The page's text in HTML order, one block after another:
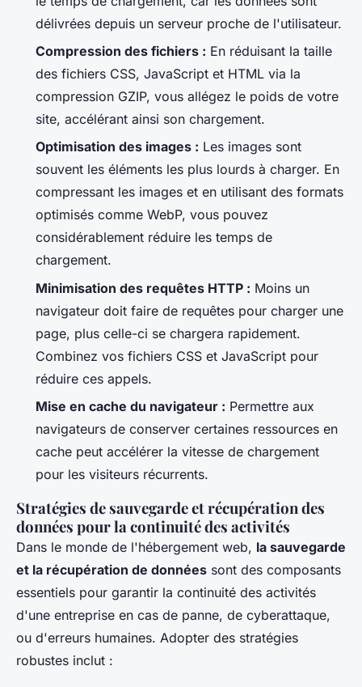
délivrées depuis un serveur proche de l'utilisateur.
Compression des fichiers : En réduisant la taille
des fichiers CSS, JavaScript et HTML via la
compression GZIP, vous allégez le poids de votre
site, accélérant ainsi son chargement.
Optimisation des images : Les images sont
souvent les éléments les plus lourds à charger. En
compressant les images et en utilisant des formats
optimisés comme WebP, vous pouvez
considérablement réduire les temps de
chargement.
Minimisation des requêtes HTTP : Moins un
navigateur doit faire de requêtes pour charger une
page, plus celle-ci se chargera rapidement.
Combinez vos fichiers CSS et JavaScript pour
réduire ces appels.
Mise en cache du navigateur : Permettre aux
navigateurs de conserver certaines ressources en
cache peut accélérer la vitesse de chargement
pour les visiteurs récurrents.
Stratégies de sauvegarde et récupération des
données pour la continuité des activités
Dans le monde de l'hébergement web, la sauvegarde
et la récupération de données sont des composants
essentiels pour garantir la continuité des activités
d'une entreprise en cas de panne, de cyberattaque,
ou d'erreurs humaines. Adopter des stratégies
robustes inclut :